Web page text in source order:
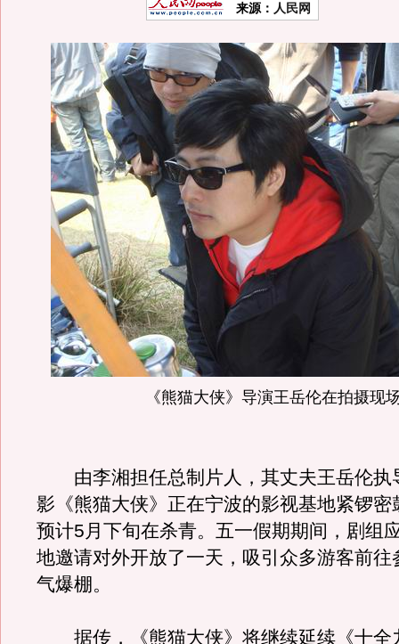
来源： 人民网
《熊猫大侠》导演王岳伦在拍摄现
由李湘担任总制片人，其丈夫王岳伦执
影《熊猫大侠》正在宁波的影视基地紧锣密
预计5月下旬在杀青。五一假期期间，剧组
地邀请对外开放了一天，吸引众多游客前往
气爆棚。
据传，《熊猫大侠》将继续延续《十全